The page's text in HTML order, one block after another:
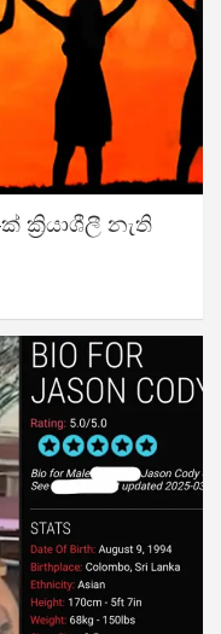
ක්‍රියාශීලී නැති